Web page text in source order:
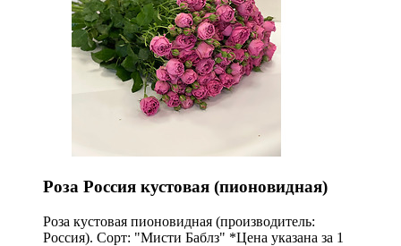
Роза Россия кустовая (пионовидная)
Роза кустовая пионовидная (производитель:
Россия). Сорт: "Мисти Баблз" *Цена указана за 1